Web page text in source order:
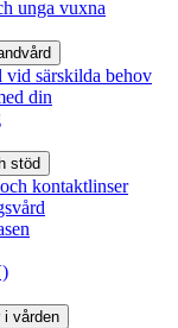
unga vuxna
vid särskilda behov
din
stöd
kontaktlinser
i vården